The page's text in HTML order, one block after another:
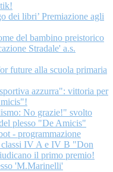
dei libri’ Premiazione agli
del bambino preistorico
Stradale' a.s.
future alla scuola primaria
azzurra": vittoria per
No grazie!" svolto
plesso "De Amicis"
- programmazione
classi IV A e IV B "Don
il primo premio!
'M.Marinelli'